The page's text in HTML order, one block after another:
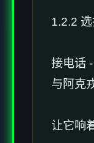
1.2.2
接电话
与阿克
让它响